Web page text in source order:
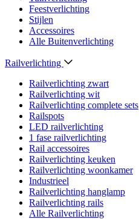
Feestverlichting
Stijlen
Accessoires
Alle Buitenverlichting
Railverlichting
Railverlichting zwart
Railverlichting wit
Railverlichting complete sets
Railspots
LED railverlichting
1 fase railverlichting
Rail accessoires
Railverlichting keuken
Railverlichting woonkamer
Industrieel
Railverlichting hanglamp
Railverlichting rails
Alle Railverlichting